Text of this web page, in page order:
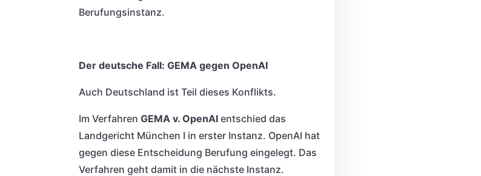
Berufungsinstanz.
Der deutsche Fall: GEMA gegen OpenAI
Auch Deutschland ist Teil dieses Konflikts.
Im VerfahrenGEMA v. OpenAI entschied das
Landgericht München I in erster Instanz. OpenAI hat
gegen diese Entscheidung Berufung eingelegt. Das
Verfahren geht damit in die nächste Instanz.